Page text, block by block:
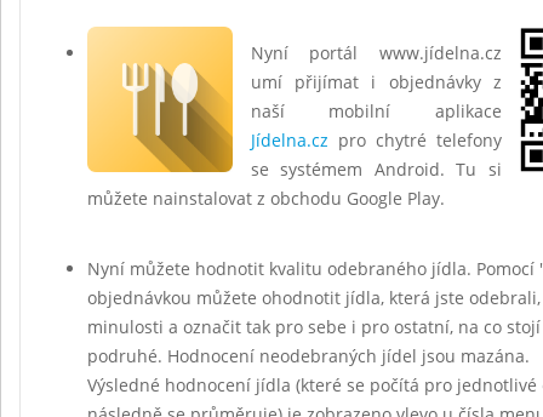
Nyní portál www.jídelna.cz
umí přijímat i objednávky z
naší mobilní aplikace
Jídelna.cz pro chytré telefony
se systémem Android. Tu si
můžete nainstalovat z obchodu Google Play.
Nyní můžete hodnotit kvalitu odebraného jídla. Pomocí
objednávkou můžete ohodnotit jídla, která jste
minulosti a označit tak pro sebe i pro ostatní, na co
podruhé. Hodnocení neodebraných jídel jsou mazána.
Výsledné hodnocení jídla (které se počítá pro jednotlivé